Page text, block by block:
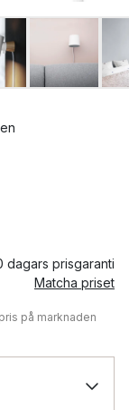
dagars prisgaranti
Matcha priset
på marknaden